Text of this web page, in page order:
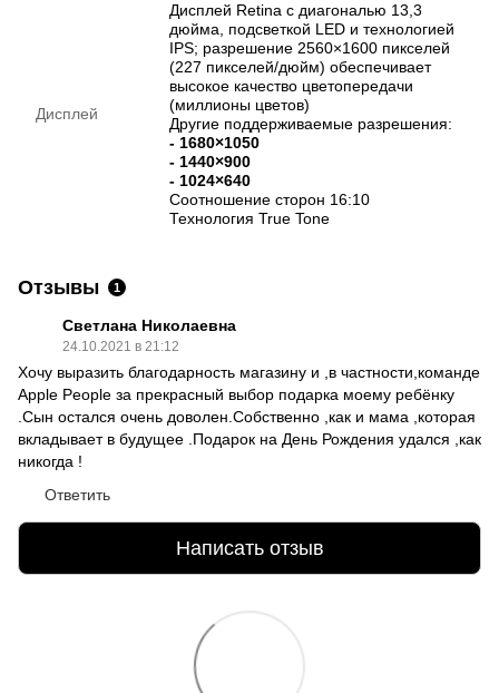
Дисплей
Дисплей Retina с диагональю 13,3
дюйма, подсветкой LED и технологией
IPS; разрешение 2560×1600 пикселей
(227 пикселей/дюйм) обеспечивает
высокое качество цветопередачи
(миллионы цветов)
Другие поддерживаемые разрешения:
- 1680×1050
- 1440×900
- 1024×640
Соотношение сторон 16:10
Технология True Tone
Отзывы 1
Светлана Николаевна
24.10.2021 в 21:12
Хочу выразить благодарность магазину и ,в частности,команде
Apple People за прекрасный выбор подарка моему ребёнку
.Сын остался очень доволен.Собственно ,как и мама ,которая
вкладывает в будущее .Подарок на День Рождения удался ,как
никогда !
Ответить
Написать отзыв